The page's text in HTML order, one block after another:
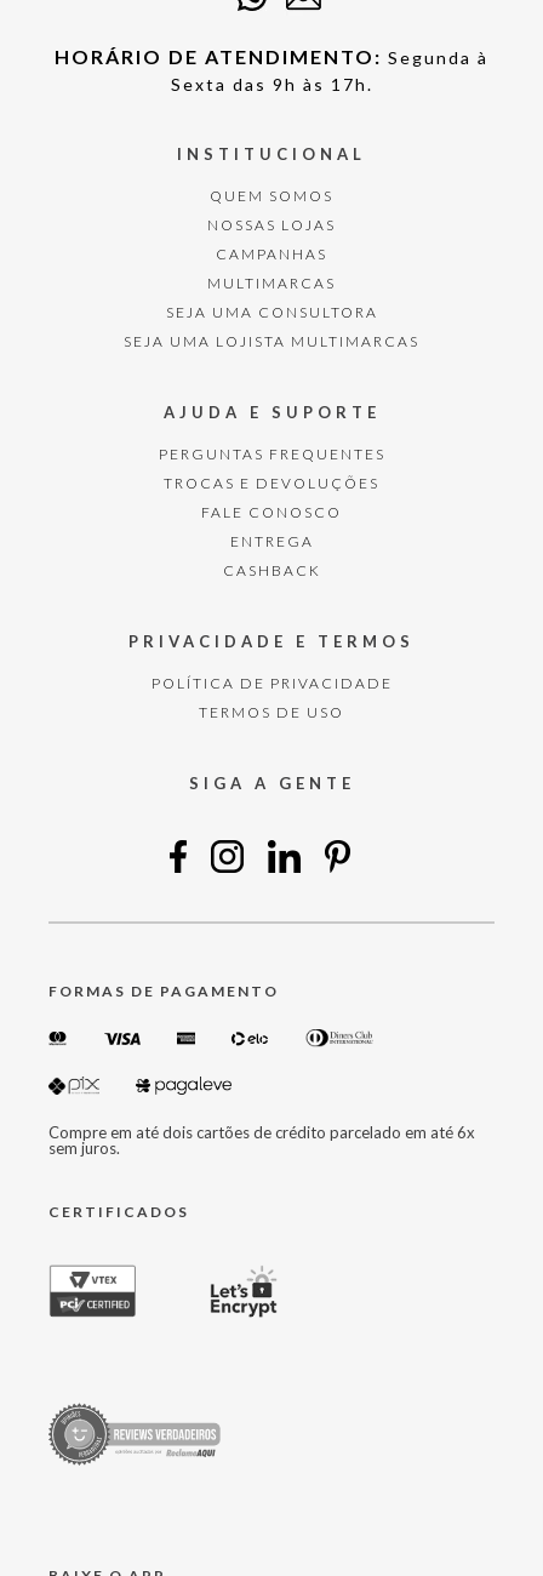
HORÁRIO DE ATENDIMENTO: Segunda à
Sexta das 9h às 17h.
INSTITUCIONAL
QUEM SOMOS
NOSSAS LOJAS
CAMPANHAS
MULTIMARCAS
SEJA UMA CONSULTORA
SEJA UMA LOJISTA MULTIMARCAS
AJUDA E SUPORTE
PERGUNTAS FREQUENTES
TROCAS E DEVOLUÇÕES
FALE CONOSCO
ENTREGA
CASHBACK
PRIVACIDADE E TERMOS
POLÍTICA DE PRIVACIDADE
TERMOS DE USO
SIGA A GENTE
FORMAS DE PAGAMENTO
Compre em até dois cartões de crédito parcelado em até 6x
sem juros.
CERTIFICADOS